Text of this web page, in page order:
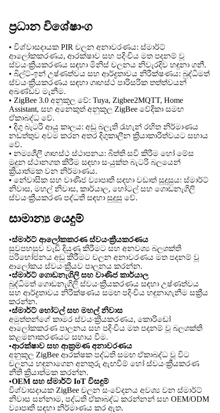
ප්‍රධාන විශේෂාංග
• විශ්වාසදායක PIR චලන අනාවරණය: ස්මාර්ට්
ආලෝකකරණය, ආරක්ෂාව සහ පදිංචිය මත පදනම් වූ
ස්වයංක්‍රීයකරණය සඳහා මිනිස් චලනය නිවැරදිව හඳුනා ගනී.
• බිල්ට්-ඉන් උෂ්ණත්වය සහ ආර්ද්‍රතාවය නිරීක්ෂණය: බුද්ධිමත්
ස්වයංක්‍රීයකරණය සඳහා ගෘහස්ථ පාරිසරික තත්ත්වයන්
අඛණ්ඩව මැනීම.
• ZigBee 3.0 අනුකූල වේ: Tuya, Zigbee2MQTT, Home
Assistant, සහ අනෙකුත් අනුකූල ZigBee වේදිකා සමඟ
ඒකාබද්ධ වේ.
• දිගු බැටරි ආයු කාලය: අඩු බලැති රැහැන් රහිත නිර්මාණය
නඩත්තුව අවම කරන අතර දිගුකාලීන ක්‍රියාකාරිත්වයට සහාය
වේ.
• නම්‍යශීලී ගෘහස්ථ ස්ථාපනය: බිත්ති සවි කිරීම හෝ මේස
මුදුන ස්ථානගත කිරීම සඳහා සංයුක්ත බැටරි බලයෙන්
ක්‍රියාත්මක වන නිර්මාණය.
• නේවාසික සහ වාණිජ ව්‍යාපෘති සඳහා වඩාත් සුදුසුය: ස්මාර්ට්
නිවාස, මහල් නිවාස, කාර්යාල, හෝටල් සහ ගොඩනැගිලි
ස්වයංක්‍රීයකරණ පද්ධති සඳහා සුදුසු වේ.
සාමාන්‍ය යෙදුම්
•ස්මාර්ට් ආලෝකකරණ ස්වයංක්‍රීයකරණය
සුවපහසුව වැඩි දියුණු කිරීමට සහ අනවශ්‍ය බලශක්ති
පරිභෝජනය අඩු කිරීමට චලන අනාවරණය මත පදනම් වූ
ආලෝකය ස්වයංක්‍රීයව පාලනය කරන්න.
•ස්මාර්ට් ගොඩනැගිලි සහ වාණිජ කාර්යාල
බුද්ධිමත් ගොඩනැගිලි ස්වයංක්‍රීයකරණය සඳහා උෂ්ණත්වය
සහ ආර්ද්‍රතාවය නිරීක්ෂණය සමඟ පදිංචිය හඳුනාගැනීම සක්‍රීය
කරන්න.
•ස්මාර්ට් හෝටල් සහ මහල් නිවාස
අමුත්තන්ගේ කාමර ස්වයංක්‍රීයකරණය, කොරිඩෝ
ආලෝකකරණ පාලනය සහ පදිංචිය මත පදනම් වූ බලශක්ති
කළමනාකරණයට සහාය වීම.
•ආරක්ෂාව සහ ආක්‍රමණ අනාවරණය
අනුකූල ZigBee ආරක්ෂක පද්ධති සමඟ ඒකාබද්ධ වූ විට
චලනය හඳුනාගෙන අනතුරු ඇඟවීම් හෝ ස්වයංක්‍රීයකරණ
නීති ක්‍රියාත්මක කරන්න.
•OEM සහ ස්මාර්ට් IoT විසඳුම්
විශ්වාසදායක ZigBee චලන සංවේදනය අවශ්‍ය වන ස්මාර්ට්
නිවාස සන්නාම, පද්ධති ඒකාබද්ධ කරන්නන් සහ OEM/ODM
ව්‍යාපෘති සඳහා නිර්මාණය කර ඇත.